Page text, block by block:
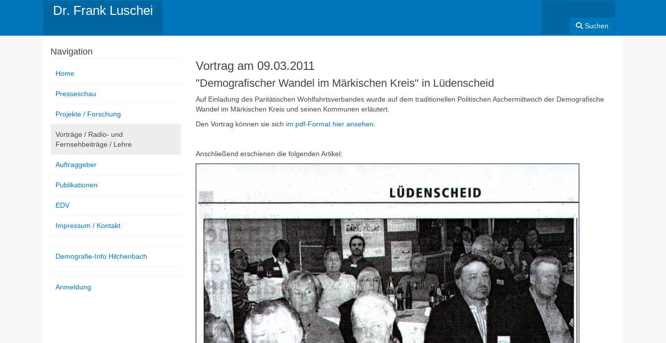
Dr. Frank Luschei
Suchen
Vortrag am 09.03.2011
"Demografischer Wandel im Märkischen Kreis" in Lüdenscheid
Auf Einladung des Paritätischen Wohlfahrtsverbandes wurde auf dem traditionellen Politischen Aschermittwoch der Demografische
Wandel im Märkischen Kreis und seinen Kommunen erläutert.
Den Vortrag können sie sich im pdf-Format hier ansehen
Anschließend erschienen die folgenden Artikel:
Navigation
Home
Presseschau
Projekte / Forschung
Vorträge / Radio- und
Fernsehbeiträge / Lehre
Auftraggeber
Publikationen
EDV
Impressum / Kontakt
Demografie-Info Hilchenbach
Anmeldung